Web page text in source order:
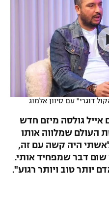
דוגרי" עם סיוון אלמוג
גולסה מיזם חדש
העולם שמלווה אותו
היה קשה עם זה,
שום דבר שמפחיד אותי.
יותר טוב ויותר רגוע".